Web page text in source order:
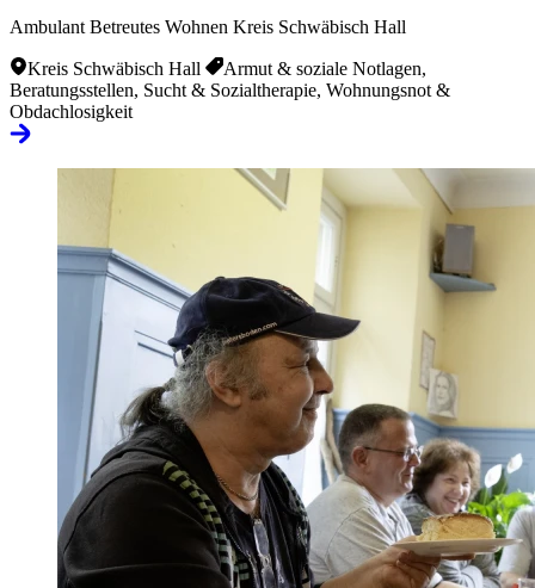
Ambulant Betreutes Wohnen Kreis Schwäbisch Hall
Kreis Schwäbisch Hall
Armut & soziale Notlagen,
Beratungsstellen, Sucht & Sozialtherapie, Wohnungsnot &
Obdachlosigkeit